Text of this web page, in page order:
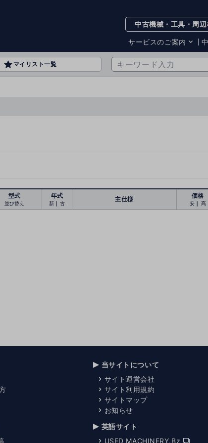
中古機械・工具・周
サービスのご案内
サービスのご案内
お知らせ
マイリスト一覧
型式
並び替え
年式
新｜古
主仕様 価格
安 ｜ 高
当サイトについて
サイト運営会社
サイト利用規約
サイトマップ
お知らせ
英語サイト
USED MACHINERY.Bz